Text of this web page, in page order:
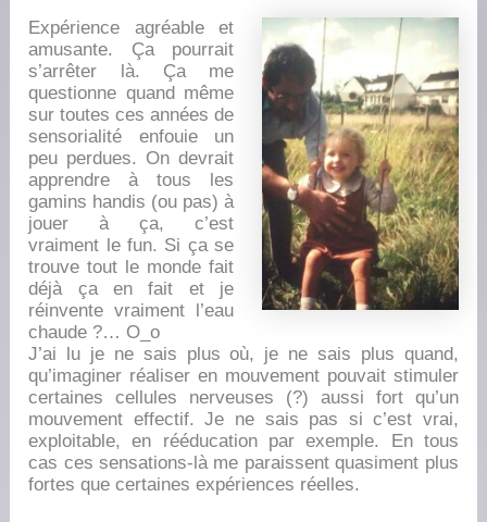
Expérience agréable et
amusante. Ça pourrait
s’arrêter là. Ça me
questionne quand même
sur toutes ces années de
sensorialité enfouie un
peu perdues. On devrait
apprendre à tous les
gamins handis (ou pas) à
jouer à ça, c’est
vraiment le fun. Si ça se
trouve tout le monde fait
déjà ça en fait et je
réinvente vraiment l’eau
chaude ?… O_o
J’ai lu je ne sais plus où, je ne sais plus quand,
qu’imaginer réaliser en mouvement pouvait stimuler
certaines cellules nerveuses (?) aussi fort qu’un
mouvement effectif. Je ne sais pas si c’est vrai,
exploitable, en rééducation par exemple. En tous
cas ces sensations-là me paraissent quasiment plus
fortes que certaines expériences réelles.